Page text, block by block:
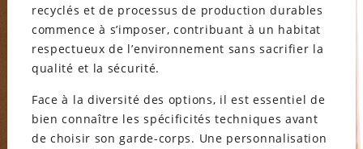
recyclés et de processus de production durables
commence à s’imposer, contribuant à un habitat
respectueux de l’environnement sans sacrifier la
qualité et la sécurité.
Face à la diversité des options, il est essentiel de
bien connaître les spécificités techniques avant
de choisir son garde-corps. Une personnalisation